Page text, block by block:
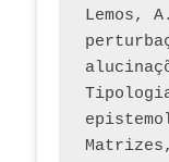
Lemos,